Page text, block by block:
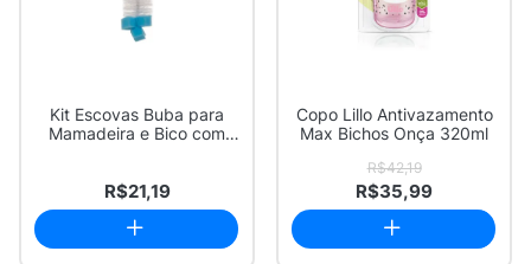
Kit Escovas Buba para
Mamadeira e Bico com
R$21,19
Copo Lillo Antivazamento
Max Bichos Onça 320ml
R$42,19
R$35,99